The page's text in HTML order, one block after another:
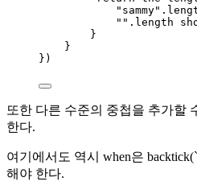
"sammy"
"" .length
}
}
})
또한 다른 수준의 중첩을 추가할
한다.
여기에서도 역시 when은
해야 한다.